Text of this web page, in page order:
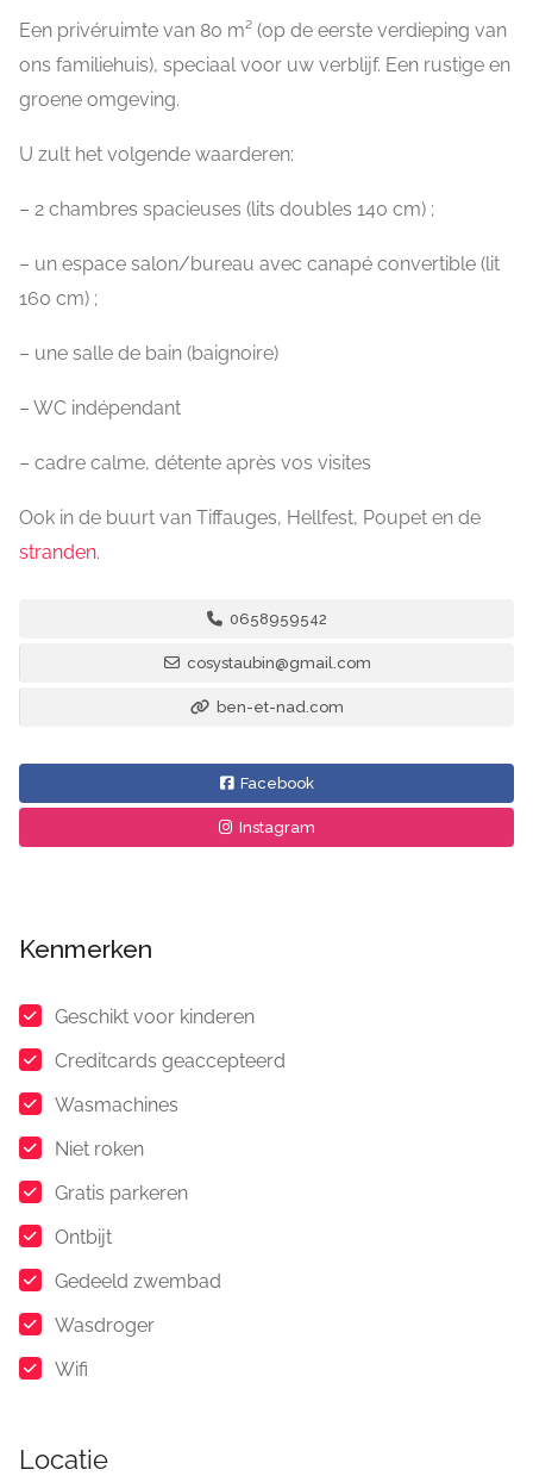
Een privéruimte van 80 m² (op de eerste verdieping van
ons familiehuis), speciaal voor uw verblijf. Een rustige en
groene omgeving.
U zult het volgende waarderen:
– 2 chambres spacieuses (lits doubles 140 cm) ;
– un espace salon/bureau avec canapé convertible (lit
160 cm) ;
– une salle de bain (baignoire)
– WC indépendant
– cadre calme, détente après vos visites
Ook in de buurt van Tiffauges, Hellfest, Poupet en de
stranden.
0658959542
cosystaubin@gmail.com
ben-et-nad.com
Facebook
Instagram
Kenmerken
Geschikt voor kinderen
Creditcards geaccepteerd
Wasmachines
Niet roken
Gratis parkeren
Ontbijt
Gedeeld zwembad
Wasdroger
Wifi
Locatie